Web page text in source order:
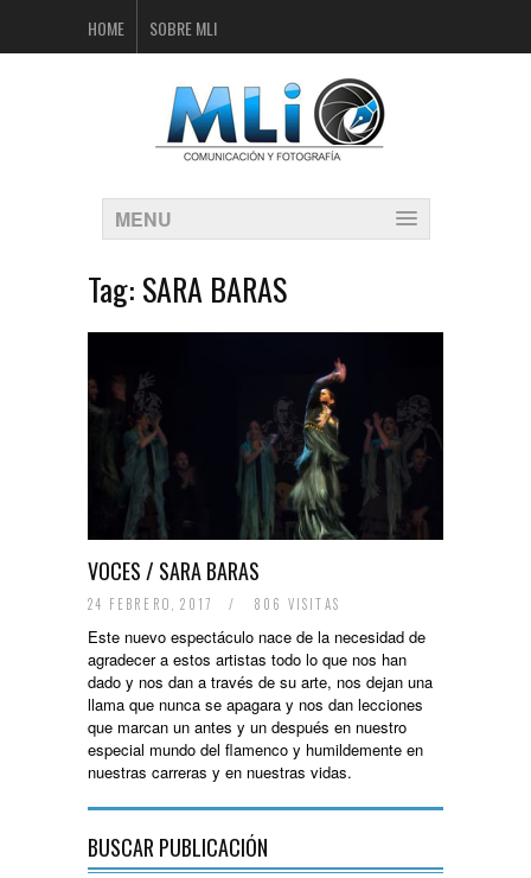
HOME SOBRE MLI
MENU
Tag: SARA BARAS
VOCES / SARA BARAS
24 FEBRERO, 2017 / 806 VISITAS
Este nuevo espectáculo nace de la necesidad de
agradecer a estos artistas todo lo que nos han
dado y nos dan a través de su arte, nos dejan una
llama que nunca se apagara y nos dan lecciones
que marcan un antes y un después en nuestro
especial mundo del flamenco y humildemente en
nuestras carreras y en nuestras vidas.
BUSCAR PUBLICACIÓN